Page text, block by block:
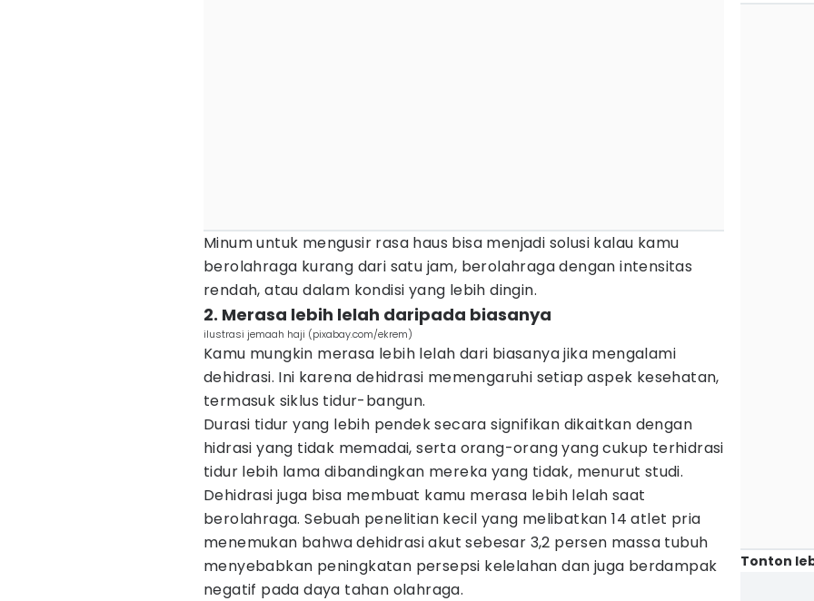
Minum untuk mengusir rasa haus bisa menjadi solusi kalau kamu
berolahraga kurang dari satu jam, berolahraga dengan intensitas
rendah, atau dalam kondisi yang lebih dingin.
2. Merasa lebih lelah daripada biasanya
ilustrasi jemaah haji (pixabay.com/ekrem)
Kamu mungkin merasa lebih lelah dari biasanya jika mengalami
dehidrasi. Ini karena dehidrasi memengaruhi setiap aspek kesehatan,
termasuk siklus tidur-bangun.
Durasi tidur yang lebih pendek secara signifikan dikaitkan dengan
hidrasi yang tidak memadai, serta orang-orang yang cukup terhidrasi
tidur lebih lama dibandingkan mereka yang tidak, menurut studi.
Dehidrasi juga bisa membuat kamu merasa lebih lelah saat
berolahraga. Sebuah penelitian kecil yang melibatkan 14 atlet pria
menemukan bahwa dehidrasi akut sebesar 3,2 persen massa tubuh
menyebabkan peningkatan persepsi kelelahan dan juga berdampak
negatif pada daya tahan olahraga.
Tonton